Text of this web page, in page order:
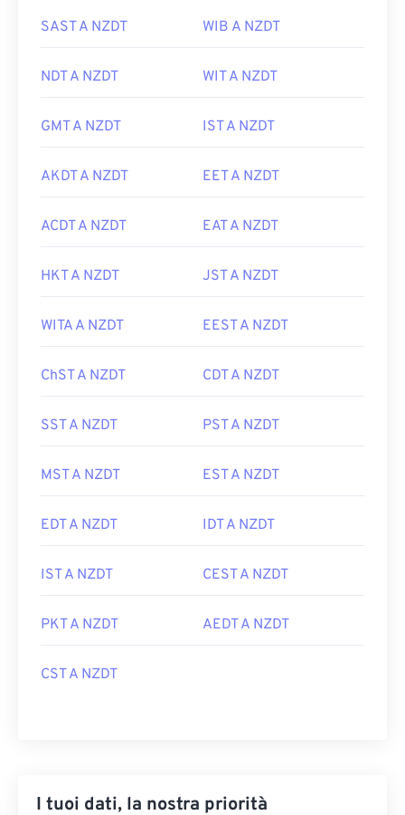
SAST A NZDT WIB A NZDT
NDT A NZDT WIT A NZDT
GMT A NZDT IST A NZDT
AKDT A NZDT EET A NZDT
ACDT A NZDT EAT A NZDT
HKT A NZDT JST A NZDT
WITA A NZDT EEST A NZDT
ChST A NZDT CDT A NZDT
SST A NZDT PST A NZDT
MST A NZDT EST A NZDT
EDT A NZDT IDT A NZDT
IST A NZDT CEST A NZDT
PKT A NZDT AEDT A NZDT
CST A NZDT
I tuoi dati, la nostra priorità